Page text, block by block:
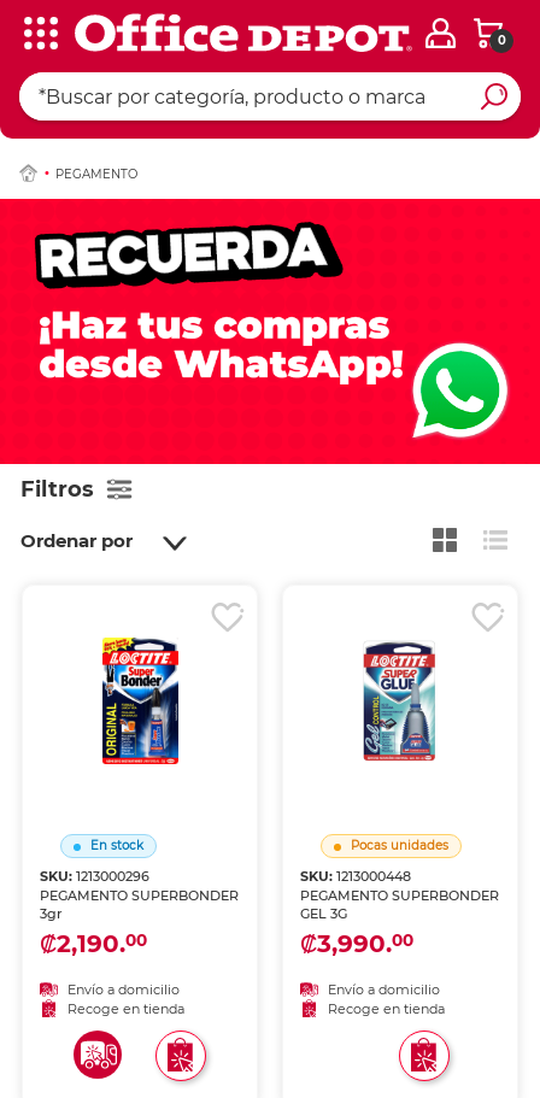
0
PEGAMENTO
Filtros
Ordenar por
En stock
SKU:1213000296
PEGAMENTO SUPERBONDER
3gr
₡2,190.00
Envío a domicilio
Recoge en tienda
Pocas unidades
SKU: 1213000448
PEGAMENTO SUPERBONDER
GEL 3G
₡3,990.00
Envío a domicilio
Recoge en tienda